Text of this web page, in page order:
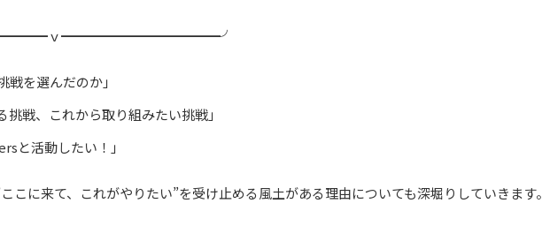
ｖ━━━━━━━━━━━━╯
戦を選んだのか」
挑戦、これから取り組みたい挑戦」
と活動したい！」
こに来て、これがやりたい”を受け止める風土がある理由についても深堀りしていきます。